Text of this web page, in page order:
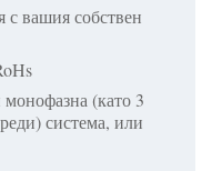
с вашия собствен
(като 3
система, или